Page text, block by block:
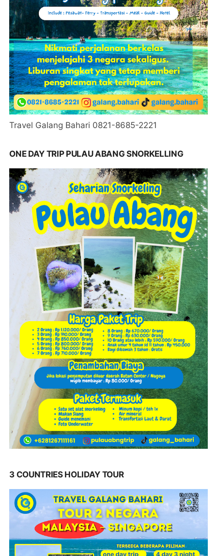
Travel Galang Bahari 0821-8685-2221
ONE DAY TRIP PULAU ABANG SNORKELLING
3 COUNTRIES HOLIDAY TOUR